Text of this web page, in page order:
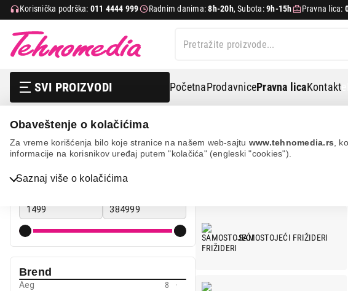
Obaveštenje o kolačićima
Za vreme korišćenja bilo koje stranice na našem web-sajtu www.tehnomedia.rs ,
informacije na korisnikov uređaj putem "kolačića" (engleski "cookies").
Saznaj više o kolačićima
Korisnička podrška: 011 4444 999 Radnim danima:8h-20h, Subota:9h-15h Pravna lica:
SVI PROIZVODI PočetnaProdavnicePravna licaKontakt
Bela tehnika
TV, audio, video i foto
IT & Gaming
Mobilni telefoni i tableti
Bela tehnika Frižideri
Cena
Brend
Aeg
8
SAMOSTOJEĆI FRIŽIDERI